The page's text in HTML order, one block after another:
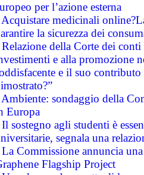
per l’azione esterna
Acquistare medicinali
la sicurezza dei
Relazione della Corte dei
e alla promozione
e il suo
Ambiente: sondaggio della
Europa
Il sostegno agli studenti è
segnala una
La Commissione annuncia
Flagship Project